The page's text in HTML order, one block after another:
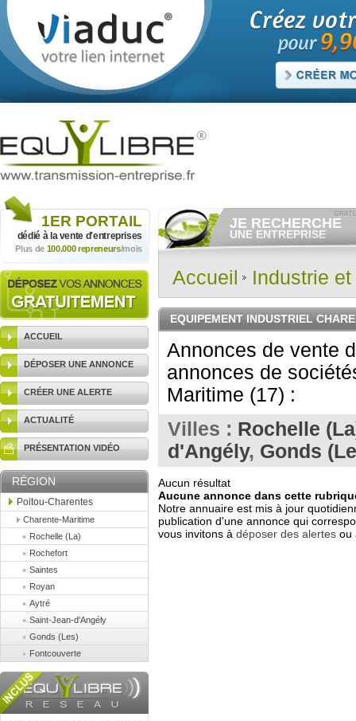
1ER PORTAIL
dédié à la vente d'entreprises
Plus de 100.000 repreneurs/mois
ACCUEIL
DÉPOSER UNE ANNONCE
CRÉER UNE ALERTE
ACTUALITÉ
PRÉSENTATION VIDÉO
RÉGION
Poitou-Charentes
Charente-Maritime
Rochelle (La)
Rochefort
Saintes
Royan
Aytré
Saint-Jean-d'Angély
Gonds (Les)
Fontcouverte
JE RECHERCHE
UNE ENTREPRISE
Consulter gratuitementles
vendre.
Et/ou déposergratuitement
RECHERCHER UNE
ANNONCE
Accueil Industrie
EQUIPEMENT INDUSTRIEL
Annonces de vente
annonces de
Maritime (17) :
Villes : Rochelle
d'Angély, Gonds
Aucun résultat
Aucune annonce dans cette
Notre annuaire est mis à jour
publication d'une annonce qui
vous invitons à déposer des alertes ou